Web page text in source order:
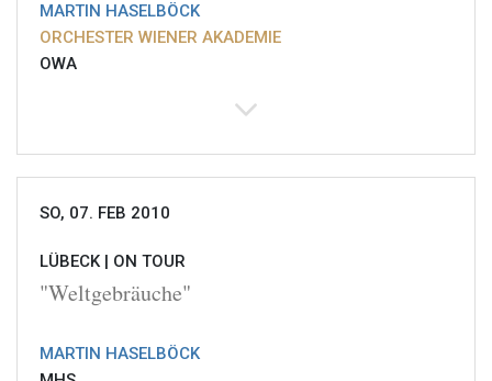
MARTIN HASELBÖCK
ORCHESTER WIENER AKADEMIE
OWA
SO, 07. FEB 2010
LÜBECK | ON TOUR
"Weltgebräuche"
MARTIN HASELBÖCK